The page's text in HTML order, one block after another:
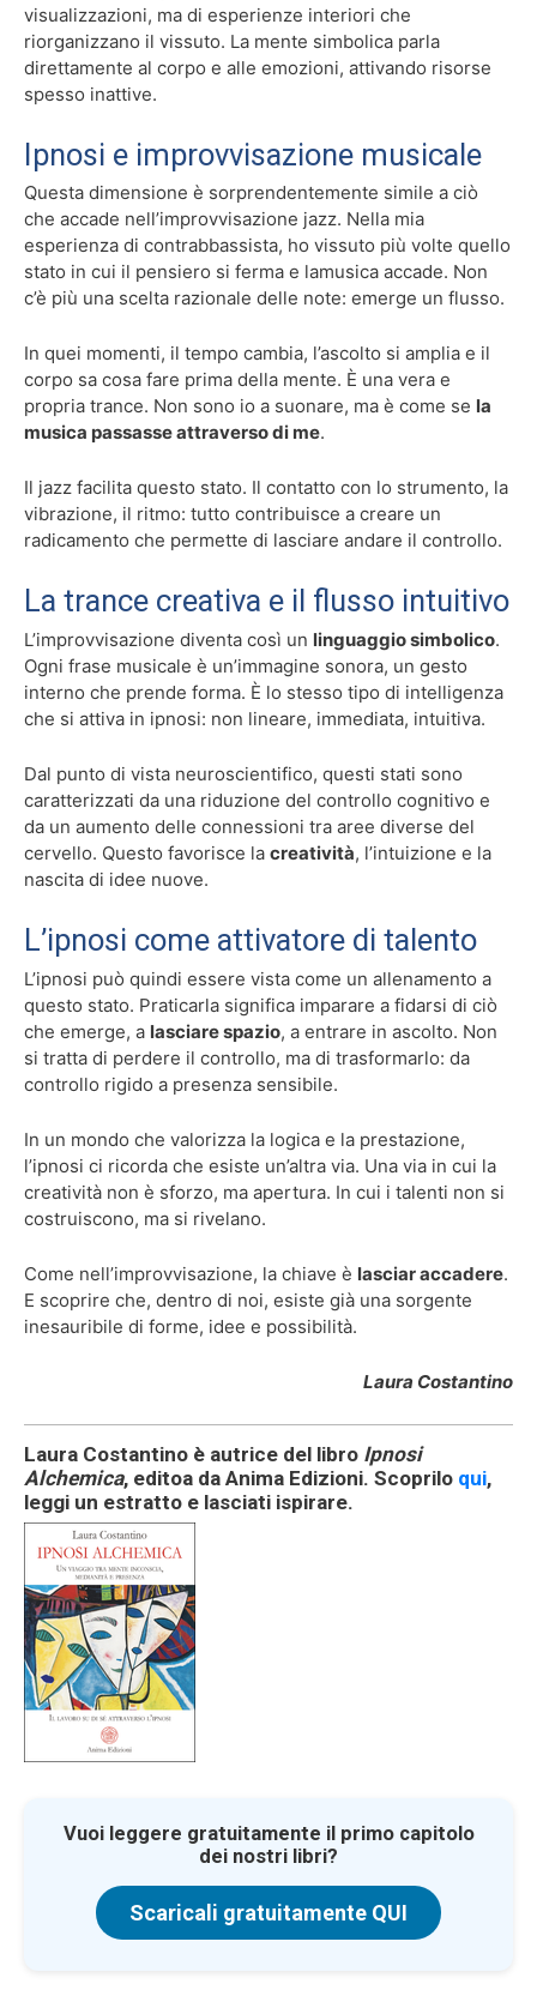
visualizzazioni, ma di esperienze interiori che
riorganizzano il vissuto. La mente simbolica parla
direttamente al corpo e alle emozioni, attivando risorse
spesso inattive.
Ipnosi e improvvisazione musicale
Questa dimensione è sorprendentemente simile a ciò
che accade nell’improvvisazione jazz. Nella mia
esperienza di contrabbassista, ho vissuto più volte quello
stato in cui il pensiero si ferma e lamusica accade. Non
c’è più una scelta razionale delle note: emerge un flusso.
In quei momenti, il tempo cambia, l’ascolto si amplia e il
corpo sa cosa fare prima della mente. È una vera e
propria trance. Non sono io a suonare, ma è come se la
musica passasse attraverso di me.
Il jazz facilita questo stato. Il contatto con lo strumento, la
vibrazione, il ritmo: tutto contribuisce a creare un
radicamento che permette di lasciare andare il controllo.
La trance creativa e il flusso intuitivo
L’improvvisazione diventa così un linguaggio simbolico.
Ogni frase musicale è un’immagine sonora, un gesto
interno che prende forma. È lo stesso tipo di intelligenza
che si attiva in ipnosi: non lineare, immediata, intuitiva.
Dal punto di vista neuroscientifico, questi stati sono
caratterizzati da una riduzione del controllo cognitivo e
da un aumento delle connessioni tra aree diverse del
cervello. Questo favorisce la creatività, l’intuizione e la
nascita di idee nuove.
L’ipnosi come attivatore di talento
L’ipnosi può quindi essere vista come un allenamento a
questo stato. Praticarla significa imparare a fidarsi di ciò
che emerge, a lasciare spazio, a entrare in ascolto. Non
si tratta di perdere il controllo, ma di trasformarlo: da
controllo rigido a presenza sensibile.
In un mondo che valorizza la logica e la prestazione,
l’ipnosi ci ricorda che esiste un’altra via. Una via in cui la
creatività non è sforzo, ma apertura. In cui i talenti non si
costruiscono, ma si rivelano.
Come nell’improvvisazione, la chiave è lasciar accadere.
E scoprire che, dentro di noi, esiste già una sorgente
inesauribile di forme, idee e possibilità.
Laura Costantino
Laura Costantino è autrice del libro Ipnosi
Alchemica, editoa da Anima Edizioni. Scoprilo qui,
leggi un estratto e lasciati ispirare.
Vuoi leggere gratuitamente il primo capitolo
dei nostri libri?
Scaricali gratuitamente QUI